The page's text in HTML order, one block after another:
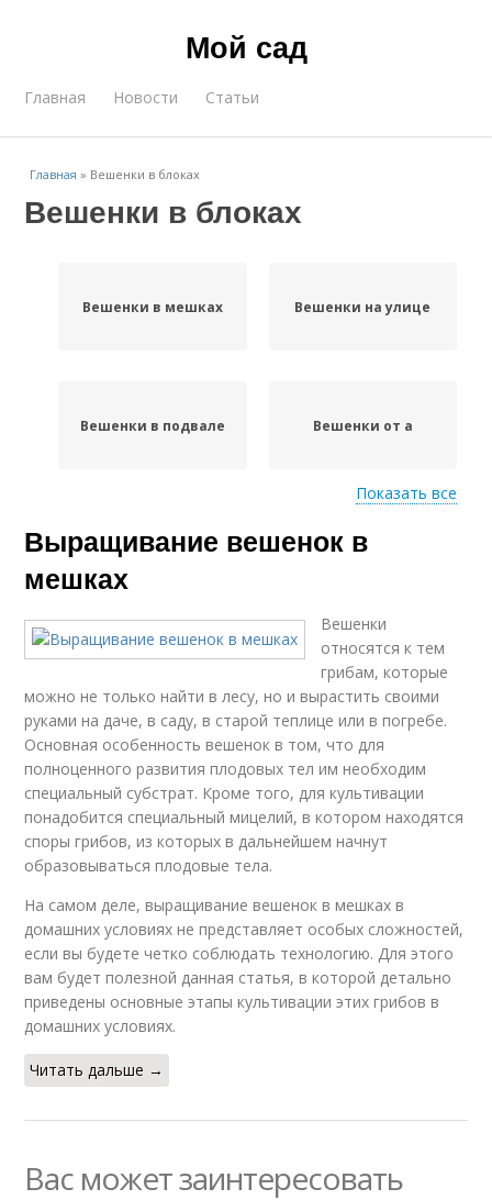
Мой сад
Главная Новости Статьи
Главная » Вешенки в блоках
Вешенки в блоках
Вешенки в мешках Вешенки на улице
Вешенки в подвале Вешенки от а
Субстрат для
вешенки
Показать все
Выращивание вешенок в
мешках
Вешенки
относятся к тем
грибам, которые
можно не только найти в лесу, но и вырастить своими
руками на даче, в саду, в старой теплице или в погребе.
Основная особенность вешенок в том, что для
полноценного развития плодовых тел им необходим
специальный субстрат. Кроме того, для культивации
понадобится специальный мицелий, в котором находятся
споры грибов, из которых в дальнейшем начнут
образовываться плодовые тела.
На самом деле, выращивание вешенок в мешках в
домашних условиях не представляет особых сложностей,
если вы будете четко соблюдать технологию. Для этого
вам будет полезной данная статья, в которой детально
приведены основные этапы культивации этих грибов в
домашних условиях.
Читать дальше →
Вас может заинтересовать